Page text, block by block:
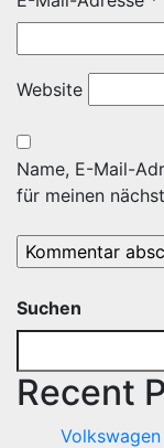
Website
Name, E-Mail-
für meinen
Suchen
Recent